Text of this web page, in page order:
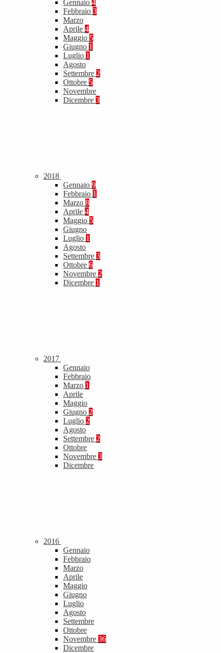
Gennaio 4
Febbraio 3
Marzo
Aprile 4
Maggio 5
Giugno 1
Luglio 1
Agosto
Settembre 2
Ottobre 5
Novembre
Dicembre 3
2018
Gennaio 9
Febbraio 1
Marzo 8
Aprile 4
Maggio 5
Giugno
Luglio 1
Agosto
Settembre 3
Ottobre 6
Novembre 2
Dicembre 1
2017
Gennaio
Febbraio
Marzo 1
Aprile
Maggio
Giugno 2
Luglio 2
Agosto
Settembre 2
Ottobre
Novembre 3
Dicembre
2016
Gennaio
Febbraio
Marzo
Aprile
Maggio
Giugno
Luglio
Agosto
Settembre
Ottobre
Novembre 36
Dicembre